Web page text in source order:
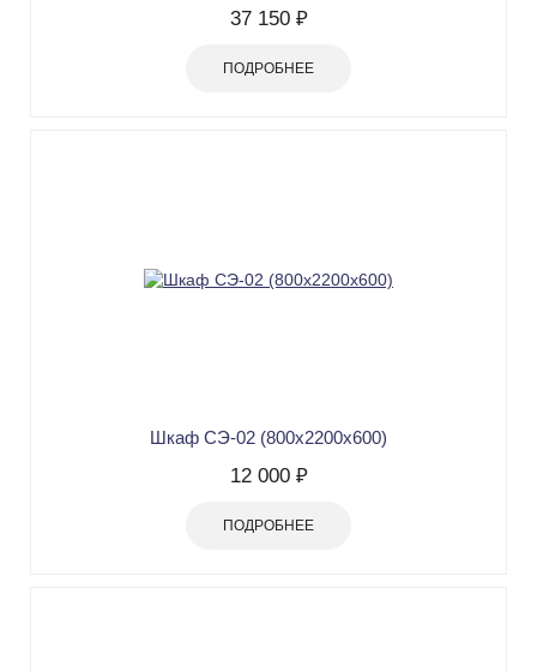
37 150 ₽
ПОДРОБНЕЕ
Шкаф CЭ-02 (800х2200х600)
12 000 ₽
ПОДРОБНЕЕ